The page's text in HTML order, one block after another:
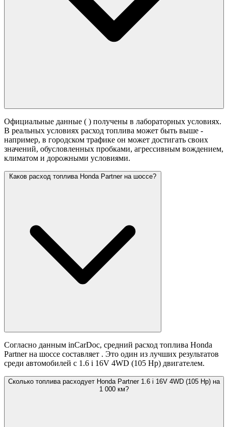
Официальные данные ( ) получены в лабораторных условиях.
В реальных условиях расход топлива может быть выше -
например, в городском трафике он может достигать своих
значений, обусловленных пробками, агрессивным вождением,
климатом и дорожными условиями.
Каков расход топлива Honda Partner на шоссе?
Согласно данным inCarDoc, средний расход топлива Honda
Partner на шоссе составляет . Это один из лучших результатов
среди автомобилей с 1.6 i 16V 4WD (105 Hp) двигателем.
Сколько топлива расходует Honda Partner 1.6 i 16V 4WD (105 Hp) на
1 000 км?